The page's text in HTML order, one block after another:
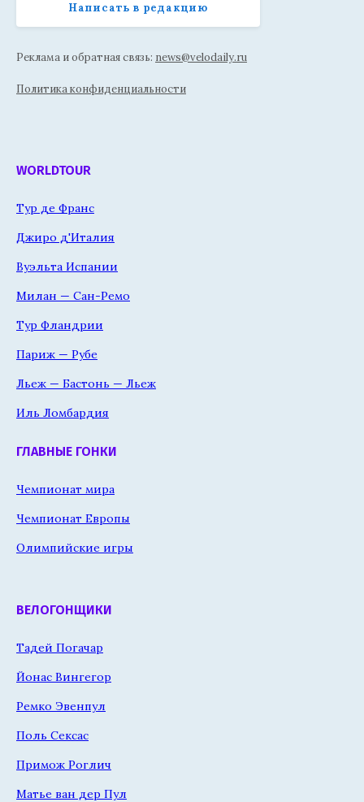
Написать в редакцию
Реклама и обратная связь: news@velodaily.ru
Политика конфиденциальности
WORLDTOUR
Тур де Франс
Джиро д'Италия
Вуэльта Испании
Милан — Сан-Ремо
Тур Фландрии
Париж — Рубе
Льеж — Бастонь — Льеж
Иль Ломбардия
ГЛАВНЫЕ ГОНКИ
Чемпионат мира
Чемпионат Европы
Олимпийские игры
ВЕЛОГОНЩИКИ
Тадей Погачар
Йонас Вингегор
Ремко Эвенпул
Поль Сексас
Примож Роглич
Матье ван дер Пул